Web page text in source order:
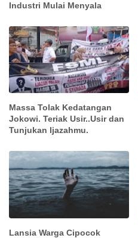
Industri Mulai Menyala
Massa Tolak Kedatangan
Jokowi. Teriak Usir..Usir dan
Tunjukan Ijazahmu.
Lansia Warga Cipocok